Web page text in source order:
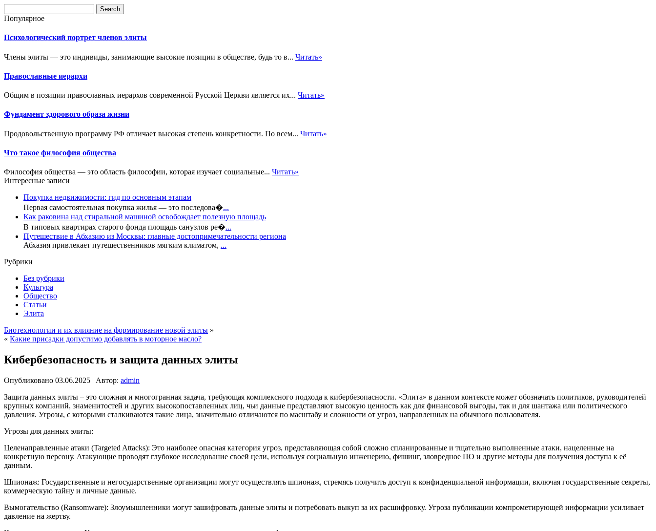
Популярное
Психологический портрет членов элиты
Члены элиты — это индивиды, занимающие высокие позиции в обществе, будь то в... Читать»
Православные иерархи
Общим в позиции православных иерархов современной Русской Церкви является их... Читать»
Фундамент здорового образа жизни
Продовольственную программу РФ отличает высокая степень конкретности. По всем... Читать»
Что такое философия общества
Философия общества — это область философии, которая изучает социальные... Читать»
Интересные записи
Покупка недвижимости: гид по основным этапам
Первая самостоятельная покупка жилья — это последова�...
Как раковина над стиральной машиной освобождает полезную площадь
В типовых квартирах старого фонда площадь санузлов ре�...
Путешествие в Абхазию из Москвы: главные достопримечательности региона
Абхазия привлекает путешественников мягким климатом, ...
Рубрики
Без рубрики
Культура
Общество
Статьи
Элита
Биотехнологии и их влияние на формирование новой элиты »
« Какие присадки допустимо добавлять в моторное масло?
Кибербезопасность и защита данных элиты
Опубликовано 03.06.2025 | Автор: admin
Защита данных элиты – это сложная и многогранная задача, требующая комплексного подхода к кибербезопасности. «Элита» в данном контексте может обозначать политиков, руководителей
крупных компаний, знаменитостей и других высокопоставленных лиц, чьи данные представляют высокую ценность как для финансовой выгоды, так и для шантажа или политического
давления. Угрозы, с которыми сталкиваются такие лица, значительно отличаются по масштабу и сложности от угроз, направленных на обычного пользователя.
Угрозы для данных элиты:
Целенаправленные атаки (Targeted Attacks): Это наиболее опасная категория угроз, представляющая собой сложно спланированные и тщательно выполненные атаки, нацеленные на
конкретную персону. Атакующие проводят глубокое исследование своей цели, используя социальную инженерию, фишинг, зловредное ПО и другие методы для получения доступа к её
данным.
Шпионаж: Государственные и негосударственные организации могут осуществлять шпионаж, стремясь получить доступ к конфиденциальной информации, включая государственные секреты,
коммерческую тайну и личные данные.
Вымогательство (Ransomware): Злоумышленники могут зашифровать данные элиты и потребовать выкуп за их расшифровку. Угроза публикации компрометирующей информации усиливает
давление на жертву.